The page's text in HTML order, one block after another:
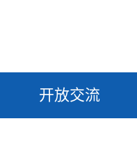
开放交流